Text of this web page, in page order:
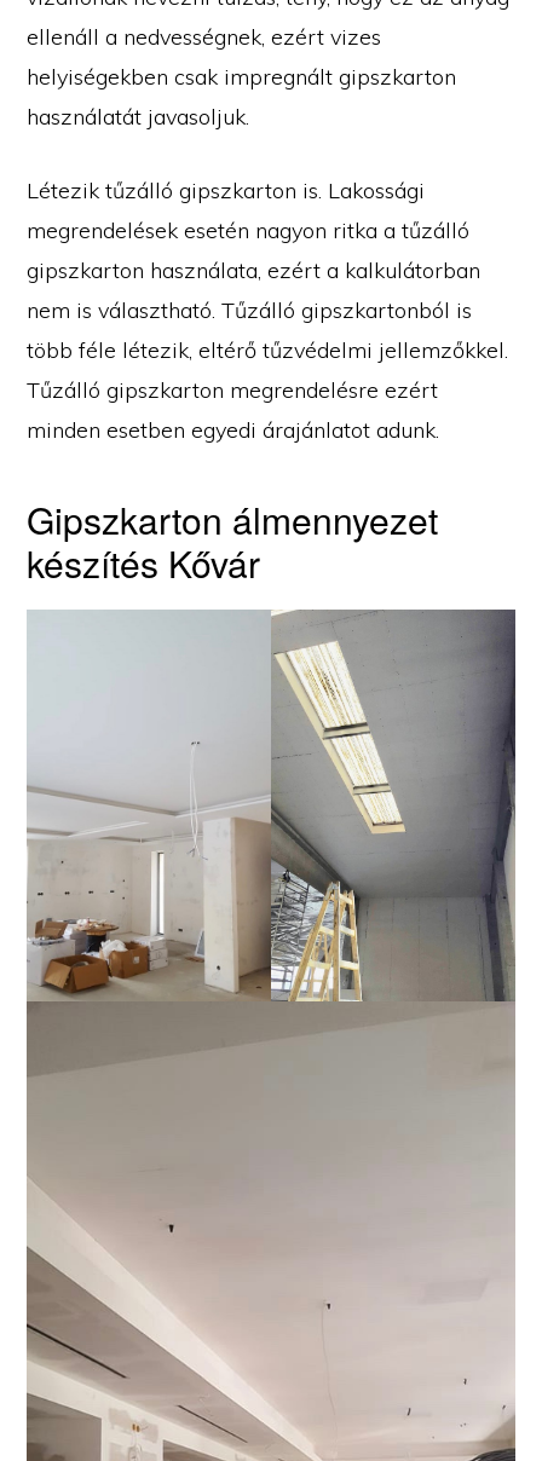
ellenáll a nedvességnek, ezért vizes
helyiségekben csak impregnált gipszkarton
használatát javasoljuk.
Létezik tűzálló gipszkarton is. Lakossági
megrendelések esetén nagyon ritka a tűzálló
gipszkarton használata, ezért a kalkulátorban
nem is választható. Tűzálló gipszkartonból is
több féle létezik, eltérő tűzvédelmi jellemzőkkel.
Tűzálló gipszkarton megrendelésre ezért
minden esetben egyedi árajánlatot adunk.
Gipszkarton álmennyezet
készítés Kővár